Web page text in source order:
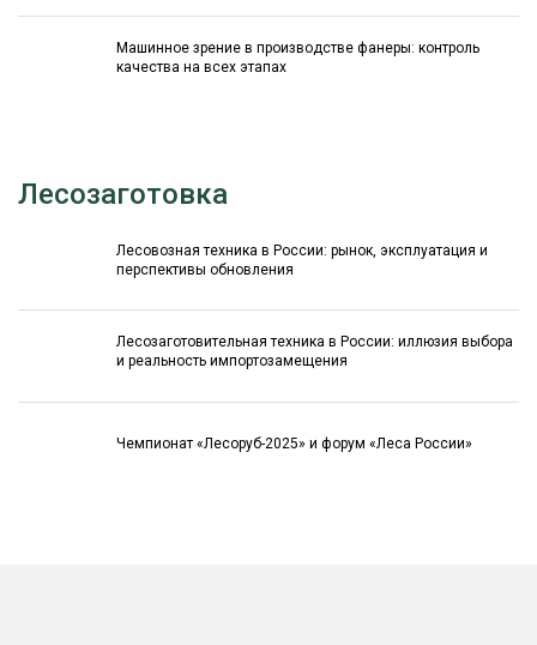
Машинное зрение в производстве фанеры: контроль
качества на всех этапах
Лесозаготовка
Лесовозная техника в России: рынок, эксплуатация и
перспективы обновления
Лесозаготовительная техника в России: иллюзия выбора
и реальность импортозамещения
Чемпионат «Лесоруб-2025» и форум «Леса России»